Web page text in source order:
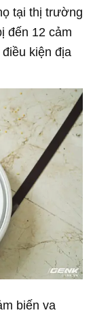
tại thị trường
đến 12 cảm
kiện địa
biến va